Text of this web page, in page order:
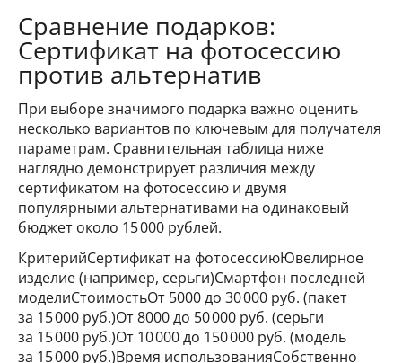
Сравнение подарков:
Сертификат на фотосессию
против альтернатив
При выборе значимого подарка важно оценить
несколько вариантов по ключевым для получателя
параметрам. Сравнительная таблица ниже
наглядно демонстрирует различия между
сертификатом на фотосессию и двумя
популярными альтернативами на одинаковый
бюджет около 15 000 рублей.
КритерийСертификат на фотосессиюЮвелирное
изделие (например, серьги)Смартфон последней
моделиСтоимостьОт 5000 до 30 000 руб. (пакет
за 15 000 руб.)От 8000 до 50 000 руб. (серьги
за 15 000 руб.)От 10 000 до 150 000 руб. (модель
за 15 000 руб.)Время использованияСобственно